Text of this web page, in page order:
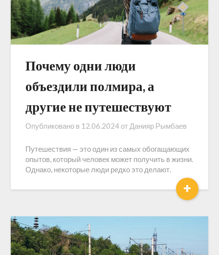
Почему одни люди
объездили полмира, а
другие не путешествуют
Опубликовано в 12.06.2024от Данияр Рымбаев
Путешествия — это один из самых обогащающих
опытов, который человек может получить в жизни.
Однако, некоторые люди редко это делают.
+